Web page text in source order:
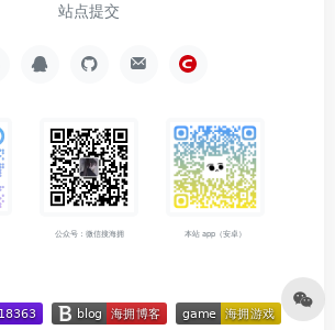
站点提交
公众号：微信搜海拥 本站 app（安卓）